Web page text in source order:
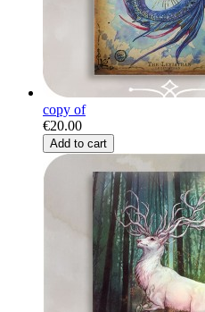
copy of
€20.00
Add to cart